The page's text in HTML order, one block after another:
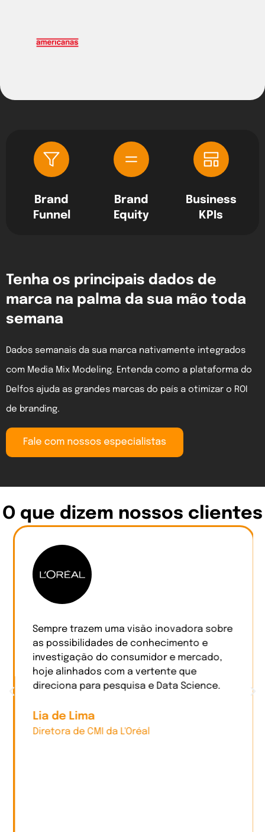
Brand
Funnel
Brand
Equity
Business
KPIs
Tenha os principais dados de
marca na palma da sua mão toda
semana
Dados semanais da sua marca nativamente integrados
com Media Mix Modeling. Entenda como a plataforma do
Delfos ajuda as grandes marcas do país a otimizar o ROI
de branding.
O que dizem nossos clientes
Sempre trazem uma visão inovadora sobre
as possibilidades de conhecimento e
investigação do consumidor e mercado,
hoje alinhados com a vertente que
direciona para pesquisa e Data Science.
Lia de Lima
Diretora de CMI da L'Oréal